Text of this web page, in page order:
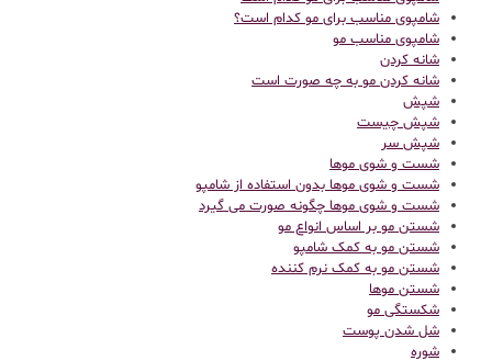
شامپوی مناسب برای مو کدام است؟
شامپوی مناسب مو
شانه کردن
شانه کردن مو به چه صورت است
شپش
شپش چیست
شپش سر
شست و شوی موها
شست و شوی موها بدون استفاده از شامپو
شست و شوی موها چگونه صورت می گیرد
شستن مو بر اساس انواع مو
شستن مو به کمک شامپو
شستن مو به کمک نرم کننده
شستن موها
شکستگی مو
شل شدن پوست
شوره